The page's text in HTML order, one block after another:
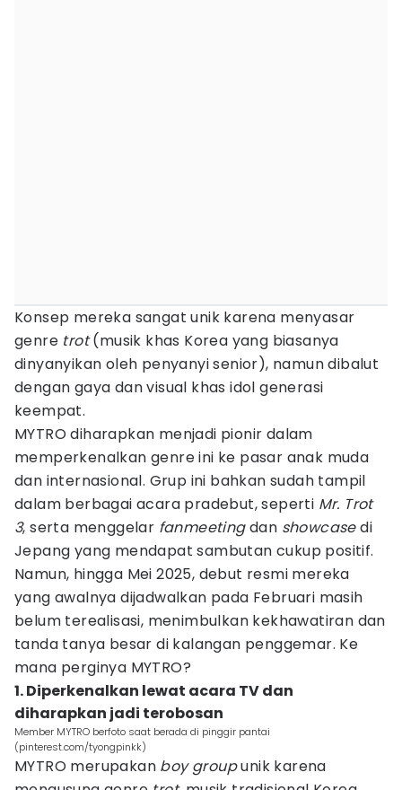
Konsep mereka sangat unik karena menyasar
genre trot(musik khas Korea yang biasanya
dinyanyikan oleh penyanyi senior), namun dibalut
dengan gaya dan visual khas idol generasi
keempat.
MYTRO diharapkan menjadi pionir dalam
memperkenalkan genre ini ke pasar anak muda
dan internasional. Grup ini bahkan sudah tampil
dalam berbagai acara pradebut, seperti Mr. Trot
3, serta menggelar fanmeetingdan showcasedi
Jepang yang mendapat sambutan cukup positif.
Namun, hingga Mei 2025, debut resmi mereka
yang awalnya dijadwalkan pada Februari masih
belum terealisasi, menimbulkan kekhawatiran dan
tanda tanya besar di kalangan penggemar. Ke
mana perginya MYTRO?
1. Diperkenalkan lewat acara TV dan
diharapkan jadi terobosan
Member MYTRO berfoto saat berada di pinggir pantai
(pinterest.com/tyongpinkk)
MYTRO merupakan boy groupunik karena